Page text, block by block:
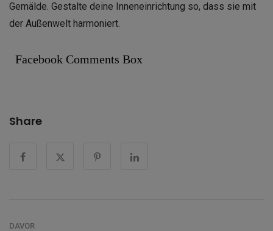
Gemälde. Gestalte deine Inneneinrichtung so, dass sie mit
der Außenwelt harmoniert.
Facebook Comments Box
Share
DAVOR